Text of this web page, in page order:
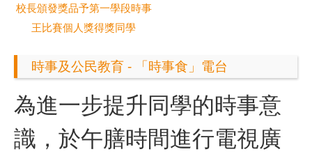
校長頒發獎品予第一學段時事
王比賽個人獎得獎同學
時事及公民教育 - 「時事食」電台
為進一步提升同學的時事意
識，於午膳時間進行電視廣